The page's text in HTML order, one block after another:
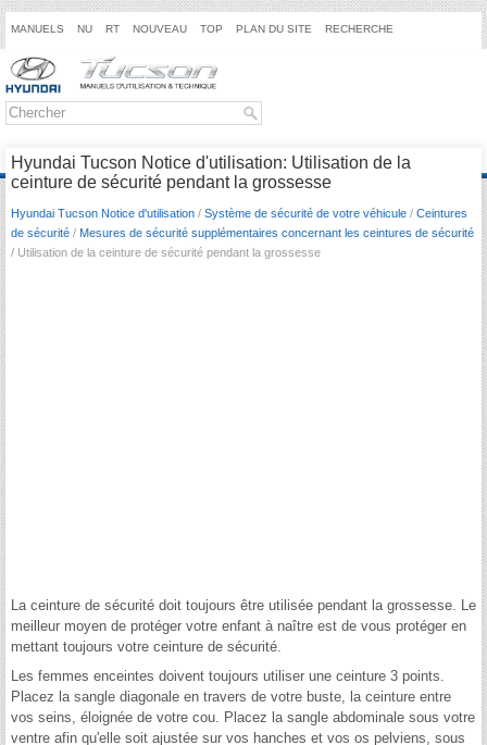
MANUELS NU RT NOUVEAU TOP PLAN DU SITE RECHERCHE
Hyundai Tucson Notice d'utilisation: Utilisation de la
ceinture de sécurité pendant la grossesse
Hyundai Tucson Notice d'utilisation / Système de sécurité de votre véhicule / Ceintures
de sécurité / Mesures de sécurité supplémentaires concernant les ceintures de sécurité
/ Utilisation de la ceinture de sécurité pendant la grossesse
La ceinture de sécurité doit toujours être utilisée pendant la grossesse. Le
meilleur moyen de protéger votre enfant à naître est de vous protéger en
mettant toujours votre ceinture de sécurité.
Les femmes enceintes doivent toujours utiliser une ceinture 3 points.
Placez la sangle diagonale en travers de votre buste, la ceinture entre
vos seins, éloignée de votre cou. Placez la sangle abdominale sous votre
ventre afin qu'elle soit ajustée sur vos hanches et vos os pelviens, sous